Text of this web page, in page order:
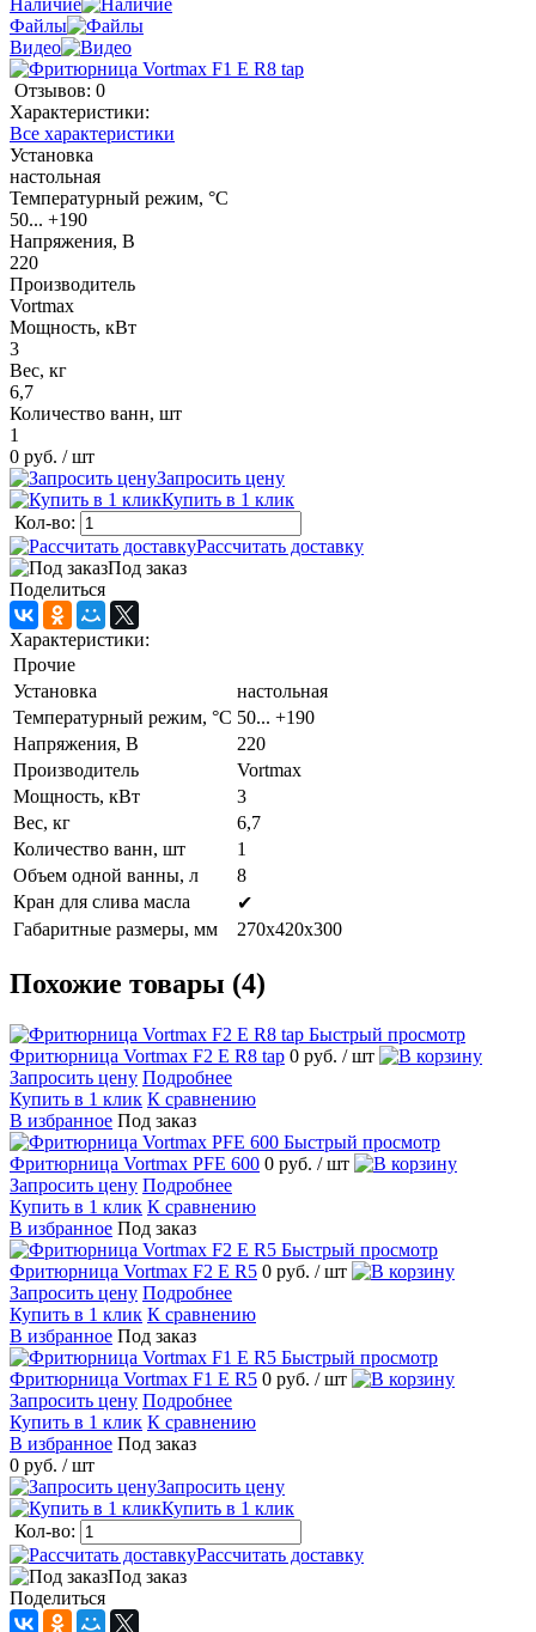
Файлы
Видео
Отзывов: 0
Характеристики:
Все характеристики
Установка
настольная
Температурный режим, °C
50... +190
Напряжения, В
220
Производитель
Vortmax
Мощность, кВт
3
Вес, кг
6,7
Количество ванн, шт
1
0 руб. / шт
Запросить цену
Купить в 1 клик
Кол-во:
Рассчитать доставку
Под заказ
Поделиться
Характеристики:
Прочие
Установка
настольная
Температурный режим, °C 50... +190
Напряжения, В
220
Производитель
Vortmax
Мощность, кВт
3
Вес, кг
6,7
Количество ванн, шт
1
Объем одной ванны, л
8
Кран для слива масла
✔
Габаритные размеры, мм
270х420х300
Похожие товары (4)
Быстрый просмотр
Фритюрница Vortmax F2 Е R8 tap 0 руб. / шт
Запросить цену Подробнее
Купить в 1 клик К сравнению
В избранное Под заказ
Быстрый просмотр
Фритюрница Vortmax PFE 600 0 руб. / шт
Запросить цену Подробнее
Купить в 1 клик К сравнению
В избранное Под заказ
Быстрый просмотр
Фритюрница Vortmax F2 Е R5 0 руб. / шт
Запросить цену Подробнее
Купить в 1 клик К сравнению
В избранное Под заказ
Быстрый просмотр
Фритюрница Vortmax F1 Е R5 0 руб. / шт
Запросить цену Подробнее
Купить в 1 клик К сравнению
В избранное Под заказ
0 руб. / шт
Запросить цену
Купить в 1 клик
Кол-во:
Рассчитать доставку
Под заказ
Поделиться